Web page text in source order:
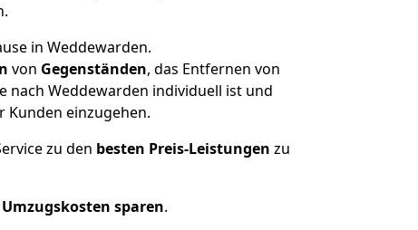
in Weddewarden.
von Gegenständen, das Entfernen von
nach Weddewarden individuell ist und
Kunden einzugehen.
zu den besten Preis-Leistungen zu
Umzugskosten sparen.